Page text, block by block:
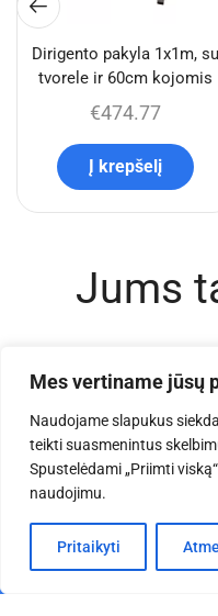
Mes vertiname jūsų
Naudojame slapukus
teikti suasmenintus
Spustelėdami „Priimti
naudojimu.
Pritaikyti
Dirigento pakyla 1x1m, su
tvorele ir 60cm kojomis
€474.77
Į krepšelį
Jums
Pagrindinis Parduotuvė